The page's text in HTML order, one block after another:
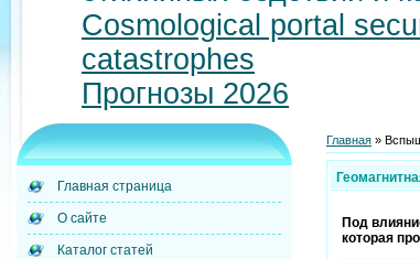
Cosmological portal
catastrophes
Прогнозы 2026
Главная страница
О сайте
Каталог статей
Главная »
Под
которая